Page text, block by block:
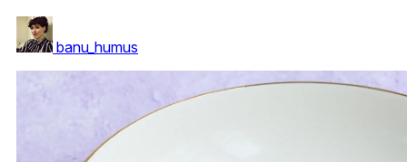
banu_humus